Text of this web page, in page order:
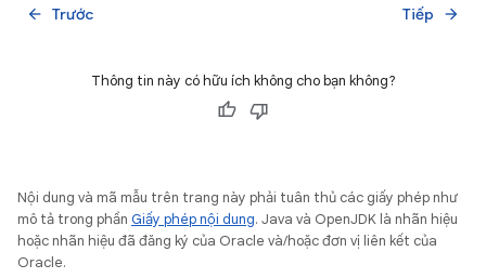
Trước
arrow_back Tiếp arrow_forward
Thông tin này có hữu ích không cho bạn không?
Nội dung và mã mẫu trên trang này phải tuân thủ các giấy phép như
mô tả trong phần Giấy phép nội dung. Java và OpenJDK là nhãn hiệu
hoặc nhãn hiệu đã đăng ký của Oracle và/hoặc đơn vị liên kết của
Oracle.